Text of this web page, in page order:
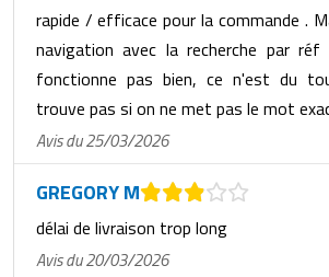
rapide / efficace pour la commande .
navigation avec la recherche par
fonctionne pas bien, ce n'est du
trouve pas si on ne met pas le mot
Avis du 25/03/2026
GREGORY M
délai de livraison trop long
Avis du 20/03/2026